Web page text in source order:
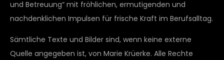
und Betreuung“ mit fröhlichen, ermutigenden und
nachdenklichen Impulsen für frische Kraft im Berufsalltag.
Sämtliche Texte und Bilder sind, wenn keine externe
Quelle angegeben ist, von Marie Krüerke. Alle Rechte